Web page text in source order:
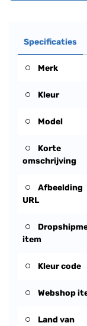
Specificaties
Merk
Kleur
Model
Korte
omschrijving
Afbeelding
URL
item
Kleur code
Webshop
Land van